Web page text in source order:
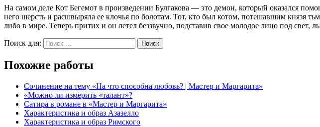
На самом деле Кот Бегемот в произведении Булгакова — это демон, который оказался
него шерсть и расшвыряла ее клочья по болотам. Тот, кто был котом, потешавшим князя
либо в мире. Теперь притих и он летел беззвучно, подставив свое молодое лицо под
Поиск для: Поиск
Похожие работы
Сочинение на тему «На что способна любовь? | Мастер и Маргарита»
«Можно ли измерить «талант»?
Сатира в романе в «Мастер и Маргарита»
Характеристика и образ Азазелло
Характеристика и образ Римского